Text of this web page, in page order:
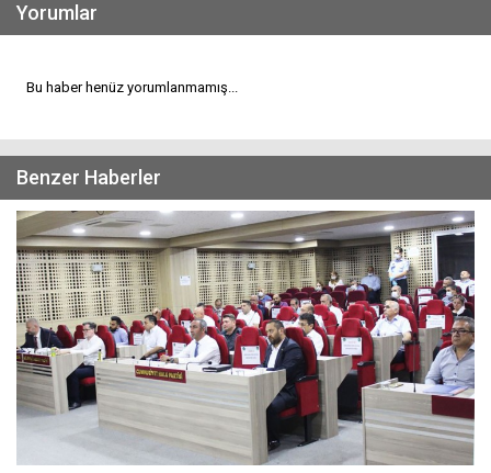
Yorumlar
Bu haber henüz yorumlanmamış...
Benzer Haberler